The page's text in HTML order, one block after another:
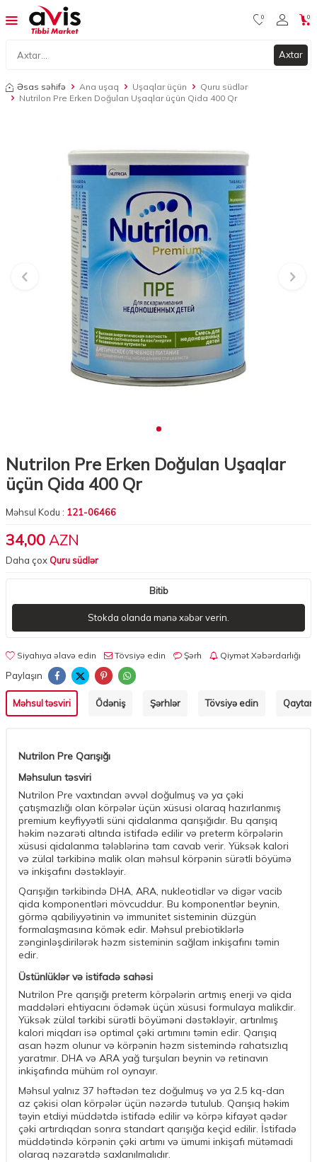
Axtar
0 0
Əsas səhifə Ana uşaq Uşaqlar üçün
Quru südlər
Nutrilon Pre Erken Doğulan Uşaqlar üçün Qida 400 Qr
Nutrilon Pre Erken Doğulan Uşaqlar
üçün Qida 400 Qr
Məhsul Kodu : 121-06466
34,00 AZN
Daha çoxQuru südlər
Bitib
Stokda olanda mənə xəbər verin.
Siyahıya əlavə edin Tövsiyə edin Şərh Qiymət Xəbərdarlığı
Paylaşın
Məhsul təsviri Ödəniş Şərhlər Tövsiyə edin
Nutrilon Pre Qarışığı
Məhsulun təsviri
Nutrilon Pre vaxtından əvvəl doğulmuş və ya çəki
çatışmazlığı olan körpələr üçün xüsusi olaraq hazırlanmış
premium keyfiyyətli süni qidalanma qarışığıdır. Bu qarışıq
həkim nəzarəti altında istifadə edilir və preterm körpələrin
xüsusi qidalanma tələblərinə tam cavab verir. Yüksək kalori
və zülal tərkibinə malik olan məhsul körpənin sürətli böyümə
və inkişafını dəstəkləyir.
Qarışığın tərkibində DHA, ARA, nukleotidlər və digər vacib
qida komponentləri mövcuddur. Bu komponentlər beynin,
görmə qabiliyyətinin və immunitet sisteminin düzgün
formalaşmasına kömək edir. Məhsul prebiotiklərlə
zənginləşdirilərək həzm sisteminin sağlam inkişafını təmin
edir.
Üstünlüklər və istifadə sahəsi
Nutrilon Pre qarışığı preterm körpələrin artmış enerji və qida
maddələri ehtiyacını ödəmək üçün xüsusi formulaya malikdir.
Yüksək zülal tərkibi sürətli böyüməni dəstəkləyir, artırılmış
kalori miqdarı isə optimal çəki artımını təmin edir. Qarışıq
asan həzm olunur və körpənin həzm sistemində rahatsızlıq
yaratmır. DHA və ARA yağ turşuları beynin və retinavın
inkişafında mühüm rol oynayır.
Məhsul yalnız 37 həftədən tez doğulmuş və ya 2.5 kq-dan
az çəkisi olan körpələr üçün nəzərdə tutulub. Qarışıq həkim
təyin etdiyi müddətdə istifadə edilir və körpə kifayət qədər
çəki artırdıqdan sonra standart qarışığa keçid edilir. İstifadə
müddətində körpənin çəki artımı və ümumi inkişafı mütəmadi
olaraq nəzarətdə saxlanılmalıdır.